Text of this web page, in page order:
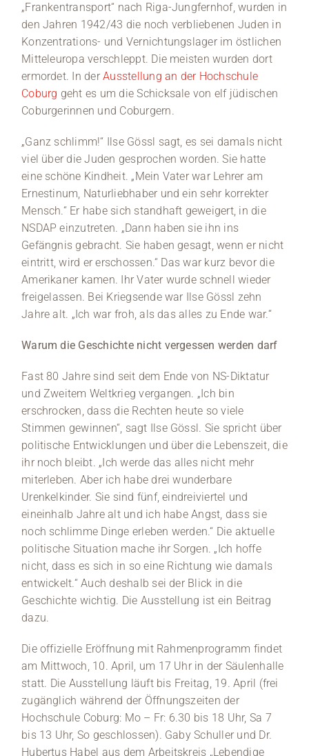
„Frankentransport“ nach Riga-Jungfernhof, wurden in
den Jahren 1942/43 die noch verbliebenen Juden in
Konzentrations- und Vernichtungslager im östlichen
Mitteleuropa verschleppt. Die meisten wurden dort
ermordet. In derAusstellung an der Hochschule
Coburg geht es um die Schicksale von elf jüdischen
Coburgerinnen und Coburgern.
„Ganz schlimm!“ Ilse Gössl sagt, es sei damals nicht
viel über die Juden gesprochen worden. Sie hatte
eine schöne Kindheit. „Mein Vater war Lehrer am
Ernestinum, Naturliebhaber und ein sehr korrekter
Mensch.“ Er habe sich standhaft geweigert, in die
NSDAP einzutreten. „Dann haben sie ihn ins
Gefängnis gebracht. Sie haben gesagt, wenn er nicht
eintritt, wird er erschossen.“ Das war kurz bevor die
Amerikaner kamen. Ihr Vater wurde schnell wieder
freigelassen. Bei Kriegsende war Ilse Gössl zehn
Jahre alt. „Ich war froh, als das alles zu Ende war.“
Warum die Geschichte nicht vergessen werden darf
Fast 80 Jahre sind seit dem Ende von NS-Diktatur
und Zweitem Weltkrieg vergangen. „Ich bin
erschrocken, dass die Rechten heute so viele
Stimmen gewinnen“, sagt Ilse Gössl. Sie spricht über
politische Entwicklungen und über die Lebenszeit, die
ihr noch bleibt. „Ich werde das alles nicht mehr
miterleben. Aber ich habe drei wunderbare
Urenkelkinder. Sie sind fünf, eindreiviertel und
eineinhalb Jahre alt und ich habe Angst, dass sie
noch schlimme Dinge erleben werden.“ Die aktuelle
politische Situation mache ihr Sorgen. „Ich hoffe
nicht, dass es sich in so eine Richtung wie damals
entwickelt.“ Auch deshalb sei der Blick in die
Geschichte wichtig. Die Ausstellung ist ein Beitrag
dazu.
Die offizielle Eröffnung mit Rahmenprogramm findet
am Mittwoch, 10. April, um 17 Uhr in der Säulenhalle
statt. Die Ausstellung läuft bis Freitag, 19. April (frei
zugänglich während der Öffnungszeiten der
Hochschule Coburg: Mo – Fr: 6.30 bis 18 Uhr, Sa 7
bis 13 Uhr, So geschlossen). Gaby Schuller und Dr.
Hubertus Habel aus dem Arbeitskreis „Lebendige